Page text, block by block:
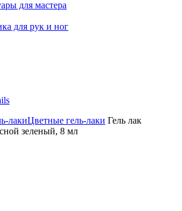
для мастера
для рук и ног
лакиЦветные гель-лаки Гель лак
зеленый, 8 мл